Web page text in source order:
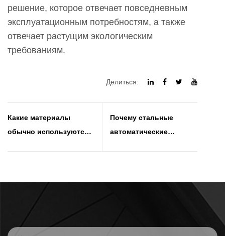
решение, которое отвечает повседневным
эксплуатационным потребностям, а также
отвечает растущим экологическим
требованиям.
Делиться:
Какие материалы
обычно используются
Почему стальные
автоматические